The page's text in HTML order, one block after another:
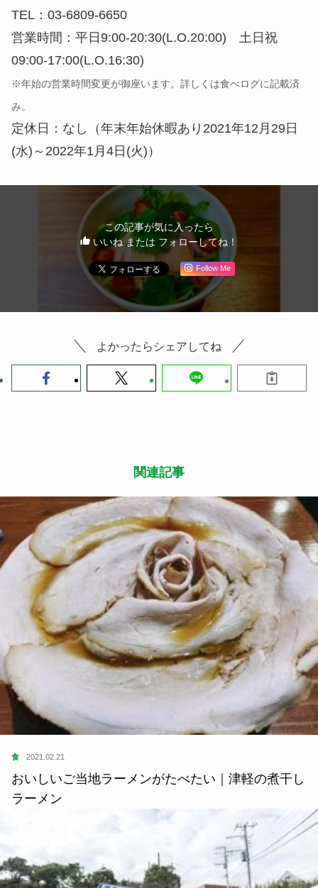
TEL：03-6809-6650
営業時間：平日9:00-20:30(L.O.20:00) 土日祝
09:00-17:00(L.O.16:30)
※年始の営業時間変更が御座います。詳しくは食べログに記載済
み。
定休日：なし（年末年始休暇あり2021年12月29日
(水)～2022年1月4日(火)）
この記事が気に入ったら
いいね または フォローしてね！
Follow Me
よかったらシェアしてね
関連記事
食 2021.02.21
おいしいご当地ラーメンがたべたい｜津軽の煮干し
ラーメン